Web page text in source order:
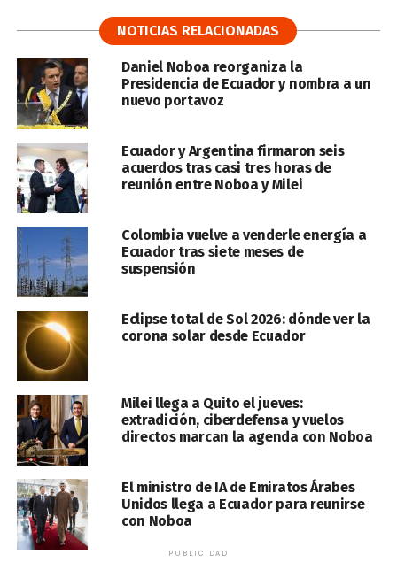
NOTICIAS RELACIONADAS
Daniel Noboa reorganiza la
Presidencia de Ecuador y nombra a un
nuevo portavoz
Ecuador y Argentina firmaron seis
acuerdos tras casi tres horas de
reunión entre Noboa y Milei
Colombia vuelve a venderle energía a
Ecuador tras siete meses de
suspensión
Eclipse total de Sol 2026: dónde ver la
corona solar desde Ecuador
Milei llega a Quito el jueves:
extradición, ciberdefensa y vuelos
directos marcan la agenda con Noboa
El ministro de IA de Emiratos Árabes
Unidos llega a Ecuador para reunirse
con Noboa
PUBLICIDAD